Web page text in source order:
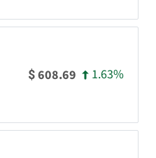
$608.69 1.63%